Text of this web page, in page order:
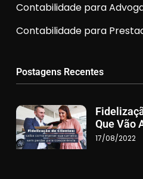
Contabilidade para
Contabilidade para
Postagens Recentes
Que Vão
17/08/2022